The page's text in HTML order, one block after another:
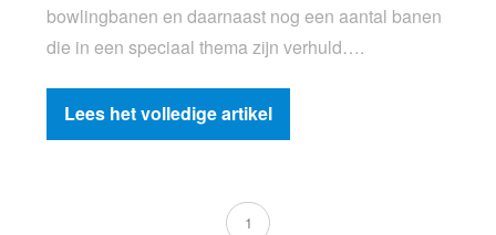
bowlingbanen en daarnaast nog een aantal banen
die in een speciaal thema zijn verhuld….
Lees het volledige artikel
1